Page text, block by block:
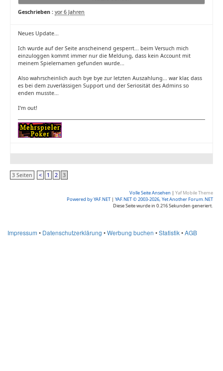
Geschrieben : vor 6 Jahren
Neues Update...
Ich wurde auf der Seite anscheinend gesperrt... beim Versuch mich
einzuloggen kommt immer nur die Meldung, dass kein Account mit
meinem Spielernamen gefunden wurde...
Also wahrscheinlich auch bye bye zur letzten Auszahlung... war klar, dass
es bei dem zuverlässigen Support und der Seriosität des Admins so
enden musste...
I‘m out!
3 Seiten < 1 2 3
Volle Seite Ansehen | Yaf Mobile Theme
Powered by YAF.NET | YAF.NET © 2003-2026, Yet Another Forum.NET
Diese Seite wurde in 0.216 Sekunden generiert.
Impressum • Datenschutzerklärung •Werbung buchen •Statistik•AGB